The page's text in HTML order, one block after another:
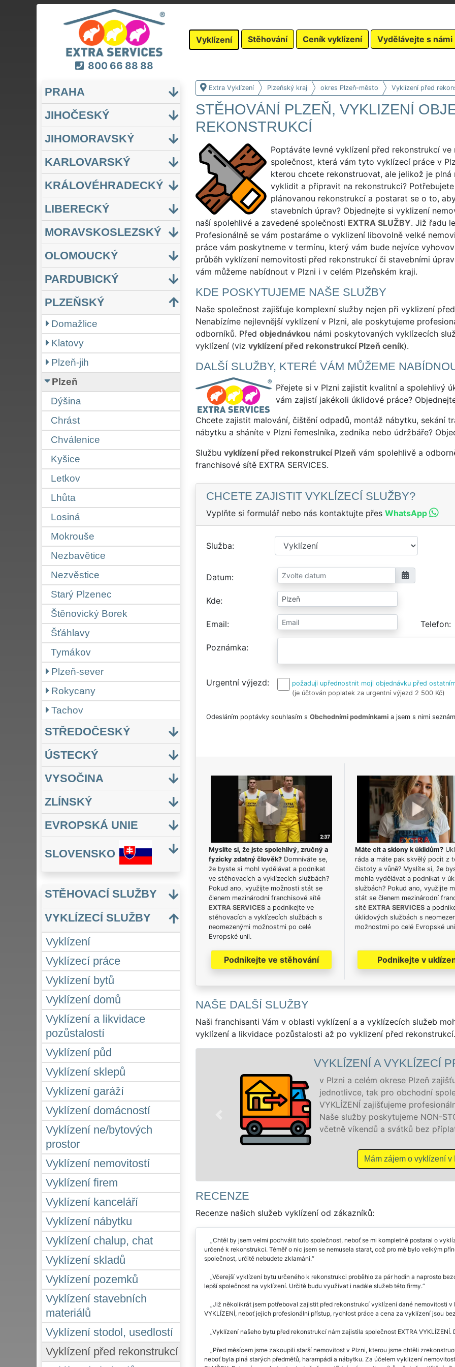
800 66 88 88
Vyklízení Stěhování Ceník vyklízení Vydělávejte s námi
Extra Vyklízení Plzeňský kraj okres Plzeň-město Vyklízení před
STĚHOVÁNÍ PLZEŇ, VYKLIZENÍ
REKONSTRUKCÍ
Poptáváte levné vyklízení před rekonstrukcí
společnost, která vám tyto vyklízecí práce v
kterou chcete rekonstruovat, ale jelikož je
vyklidit a připravit na rekonstrukci?
plánovanou rekonstrukcí a postarat se o to,
stavebních úprav? Objednejte si vyklizení
naší spolehlivé a zavedené společnosti EXTRA SLUŽBY. Již řadu
Profesionálně se vám postaráme o vyklizení libovolně velké
práce vám poskytneme v termínu, který vám bude nejvíce
průběh vyklízení nemovitosti před rekonstrukcí či stavebními
vám můžeme nabídnout v Plzni i v celém Plzeňském kraji.
KDE POSKYTUJEME NAŠE SLUŽBY
Naše společnost zajišťuje komplexní služby nejen při vyklizení
Nenabízíme nejlevnější vyklízení v Plzni, ale poskytujeme
odborníků. Před objednávkou námi poskytovaných vyklízecích
vyklízení (viz vyklízení před rekonstrukcí Plzeň ceník).
DALŠÍ SLUŽBY, KTERÉ VÁM MŮŽEME
Přejete si v Plzni zajistit kvalitní a spolehlivý
vám zajistí jakékoli úklidové práce?
Chcete zajistit malování, čištění odpadů, montáž nábytku, sekání
nábytku a sháníte v Plzni řemeslníka, zedníka nebo údržbáře?
Službu vyklízení před rekonstrukcí Plzeň vám spolehlivě a
franchisové sítě EXTRA SERVICES.
CHCETE ZAJISTIT VYKLÍZECÍ SLUŽBY?
Vyplňte si formulář nebo nás kontaktujte přes WhatsApp
Služba
Datum
Kde
Email Telefon
Poznámka
Urgentní výjezd
požaduji upřednostnit moji objednávku před
(je účtován poplatek za urgentní výjezd 2 500 Kč)
Odesláním poptávky souhlasím s Obchodními podmínkamia jsem s nimi
Myslíte si, že jste spolehlivý, zručný a
fyzicky zdatný člověk?Domníváte se,
že byste si mohl vydělávat a podnikat
ve stěhovacích a vyklízecích službách?
Pokud ano, využijte možnosti stát se
členem mezinárodní franchisové sítě
EXTRA SERVICESa podnikejte ve
stěhovacích a vyklízecích službách s
neomezenými možnostmi po celé
Evropské unii.
Podnikejte ve stěhování
Máte cit a sklony k úklidům?
ráda a máte pak skvělý pocit z
čistoty a vůně? Myslíte si, že
mohla vydělávat a podnikat v
službách? Pokud ano, využijte
stát se členem mezinárodní
sítě EXTRA SERVICESa
úklidových službách s
možnostmi po celé Evropské
Podnikejte v
NAŠE DALŠÍ SLUŽBY
Naši franchisanti Vám v oblasti vyklízení a a vyklízecích služeb
vyklízení a likvidace pozůstalosti až po vyklizení před rekonstrukcí.
VYKLÍZENÍ A VYKLÍZECÍ
v Plzni a celém okrese Plzeň
jednotlivce, tak pro obchodní
VYKLÍZENÍ zajišťujeme profesionální
Naše služby poskytujeme NON-
včetně víkendů a svátků bez
Mám zájem o vyklízení v
RECENZE
Recenze našich služeb vyklízení od zákazníků:
Chtěl by jsem velmi pochválit tuto společnost, neboť se mi kompletně postaral o
určené k rekonstrukci. Téměř o nic jsem se nemusela starat, což pro mě bylo velkým
společnost, určitě nebudete zklamáni.
Včerejší vyklízení bytu určeného k rekonstrukci proběhlo za pár hodin a naprosto
lepší společnost na vyklízení. Určitě budu využívat i nadále služeb této firmy.
Již několikrát jsem potřeboval zajistit před rekonstrukcí vyklízení dané nemovitosti v
VYKLÍZENÍ, neboť jejich profesionální přístup, rychlost práce a cena za vyklízení jsou
Vyklízení našeho bytu před rekonstrukcí nám zajistila společnost EXTRA
Před měsícem jsme zakoupili starší nemovitost v Plzni, kterou jsme chtěli
neboť byla plná starých předmětů, harampádí a nábytku. Za účelem vyklizení
PRAHA
JIHOČESKÝ
JIHOMORAVSKÝ
KARLOVARSKÝ
KRÁLOVÉHRADECKÝ
LIBERECKÝ
MORAVSKOSLEZSKÝ
OLOMOUCKÝ
PARDUBICKÝ
PLZEŇSKÝ
Domažlice
Klatovy
Plzeň-jih
Plzeň
Dýšina
Chrást
Chválenice
Kyšice
Letkov
Lhůta
Losiná
Mokrouše
Nezbavětice
Nezvěstice
Starý Plzenec
Štěnovický Borek
Šťáhlavy
Tymákov
Plzeň-sever
Rokycany
Tachov
STŘEDOČESKÝ
ÚSTECKÝ
VYSOČINA
ZLÍNSKÝ
EVROPSKÁ UNIE
SLOVENSKO
STĚHOVACÍ SLUŽBY
VYKLÍZECÍ SLUŽBY
Vyklízení
Vyklízecí práce
Vyklízení bytů
Vyklízení domů
Vyklízení a likvidace
pozůstalostí
Vyklízení půd
Vyklízení sklepů
Vyklízení garáží
Vyklízení domácností
Vyklízení ne/bytových
prostor
Vyklízení nemovitostí
Vyklízení firem
Vyklízení kanceláří
Vyklízení nábytku
Vyklízení chalup, chat
Vyklízení skladů
Vyklízení pozemků
Vyklízení stavebních
materiálů
Vyklízení stodol, usedlostí
Vyklízení před rekonstrukcí